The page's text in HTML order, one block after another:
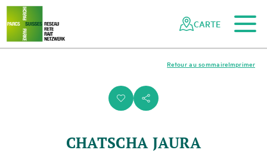
Naviguer
dans
réseau
Navigation
rapide
Vers le contenu principal
Vers la navigation mobile
Vers la recherche
Vers la zone des pieds
Vers le plan du site
CARTE
i s
Imprimer
Retour au sommaire
CHATSCHA JAURA